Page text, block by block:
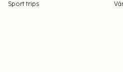
Sport trips